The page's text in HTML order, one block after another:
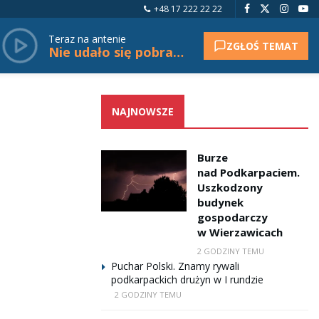
+48 17 222 22 22
Teraz na antenie
Nie udało się pobrać tytułu. ZGŁOŚ TEMAT
NAJNOWSZE
Burze
nad Podkarpaciem.
Uszkodzony
budynek
gospodarczy
w Wierzawicach
2 GODZINY TEMU
Puchar Polski. Znamy rywali
podkarpackich drużyn w I rundzie
2 GODZINY TEMU